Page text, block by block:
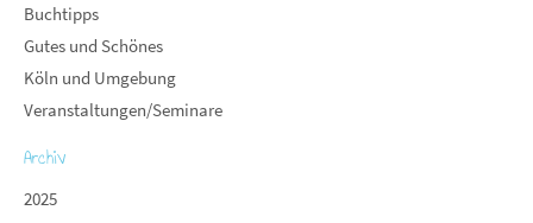
Buchtipps
Gutes und Schönes
Köln und Umgebung
Veranstaltungen/Seminare
Archiv
2025